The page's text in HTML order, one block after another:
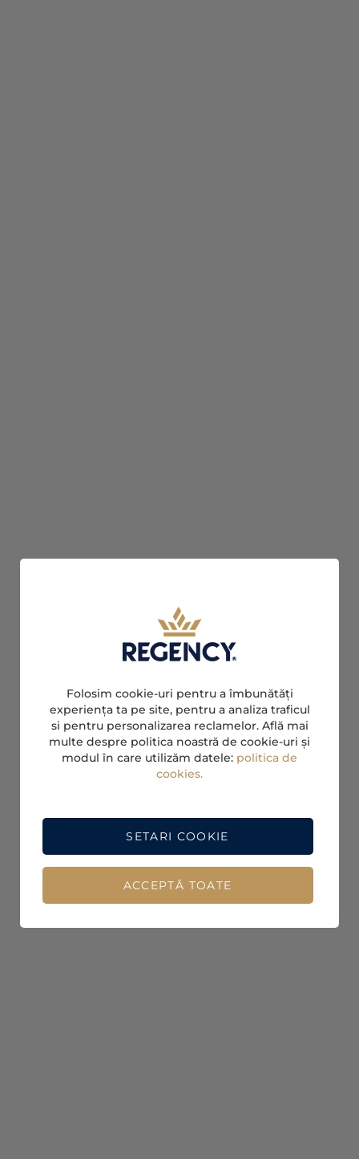
Folosim cookie-uri pentru a îmbunătăți
experiența ta pe site, pentru a analiza traficul
si pentru personalizarea reclamelor. Află mai
multe despre politica noastră de cookie-uri și
modul în care utilizăm datele: politica de
cookies.
ACCEPTĂ TOATE
SETARI COOKIE